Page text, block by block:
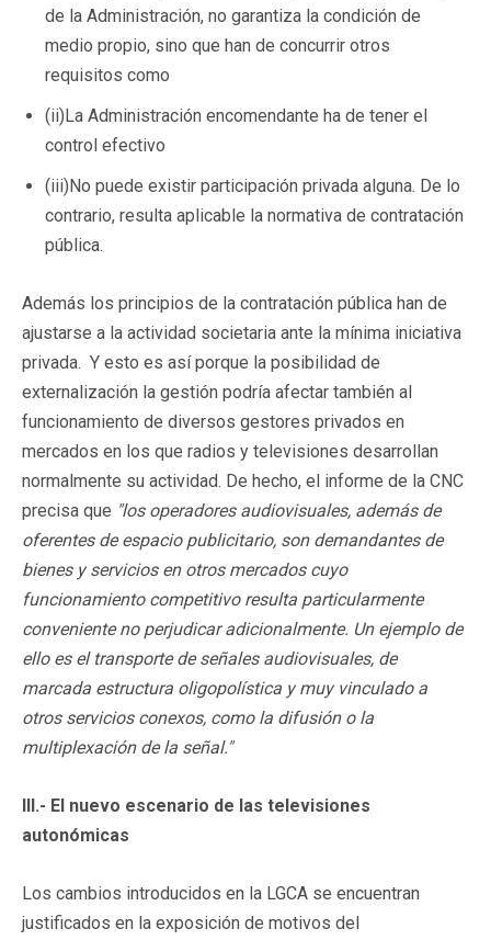
de la Administración, no garantiza la condición de
medio propio, sino que han de concurrir otros
requisitos como
(ii)La Administración encomendante ha de tener el
control efectivo
(iii)No puede existir participación privada alguna. De lo
contrario, resulta aplicable la normativa de contratación
pública.
Además los principios de la contratación pública han de
ajustarse a la actividad societaria ante la mínima iniciativa
privada. Y esto es así porque la posibilidad de
externalización la gestión podría afectar también al
funcionamiento de diversos gestores privados en
mercados en los que radios y televisiones desarrollan
normalmente su actividad. De hecho, el informe de la CNC
precisa que "los operadores audiovisuales, además de
oferentes de espacio publicitario, son demandantes de
bienes y servicios en otros mercados cuyo
funcionamiento competitivo resulta particularmente
conveniente no perjudicar adicionalmente. Un ejemplo de
ello es el transporte de señales audiovisuales, de
marcada estructura oligopolística y muy vinculado a
otros servicios conexos, como la difusión o la
multiplexación de la señal."
III.- El nuevo escenario de las televisiones
autonómicas
Los cambios introducidos en la LGCA se encuentran
justificados en la exposición de motivos del